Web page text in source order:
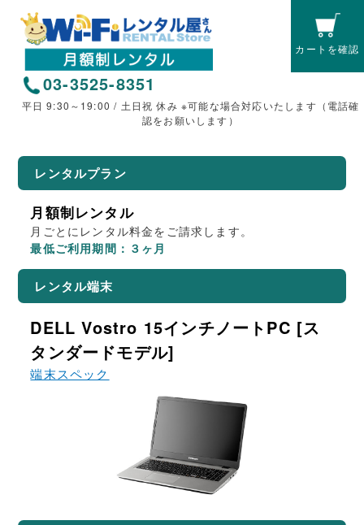
03-3525-8351
平日 9:30～19:00 / 土日祝 休み ※可能な場合対応いたします（電話確
認をお願いします）
カートを確認
レンタルプラン
月額制レンタル
月ごとにレンタル料金をご請求します。
最低ご利用期間：３ヶ月
レンタル端末
DELL Vostro 15インチノートPC [ス
タンダードモデル]
端末スペック